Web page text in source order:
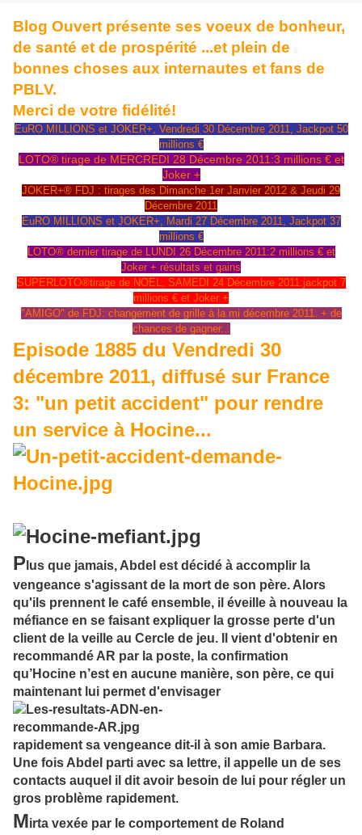
Blog Ouvert présente ses voeux de bonheur,
de santé et de prospérité ...et plein de
bonnes choses aux internautes et fans de
PBLV.
Merci de votre fidélité!
EuRO MILLIONS et JOKER+, Vendredi 30 Décembre 2011, Jackpot 50
millions €
LOTO® tirage de MERCREDI 28 Décembre 2011:3 millions € et
Joker +
JOKER+® FDJ : tirages des Dimanche 1er Janvier 2012 & Jeudi 29
Décembre 2011
EuRO MILLIONS et JOKER+, Mardi 27 Décembre 2011, Jackpot 37
millions €
LOTO® dernier tirage de LUNDI 26 Décembre 2011:2 millions € et
Joker + résultats et gains
SUPERLOTO®tirage de NOËL, SAMEDI 24 Décembre 2011:jackpot 7
millions € et Joker +
"AMIGO" de FDJ: changement de grille à la mi décembre 2011. + de
chances de gagner...
Episode 1885 du Vendredi 30
décembre 2011, diffusé sur France
3: "un petit accident" pour rendre
un service à Hocine...
P lus que jamais, Abdel est décidé à accomplir la
vengeance s'agissant de la mort de son père. Alors
qu'ils prennent le café ensemble, il éveille à nouveau la
méfiance en se faisant expliquer la grosse perte d'un
client de la veille au Cercle de jeu. Il vient d'obtenir en
recommandé AR par la poste, la confirmation
qu’Hocine n’est en aucune manière, son père, ce qui
maintenant lui permet d'envisager
rapidement sa vengeance dit-il à son amie Barbara.
Une fois Abdel parti avec sa lettre, il appelle un de ses
contacts auquel il dit avoir besoin de lui pour régler un
gros problème rapidement.
Mirta vexée par le comportement de Roland